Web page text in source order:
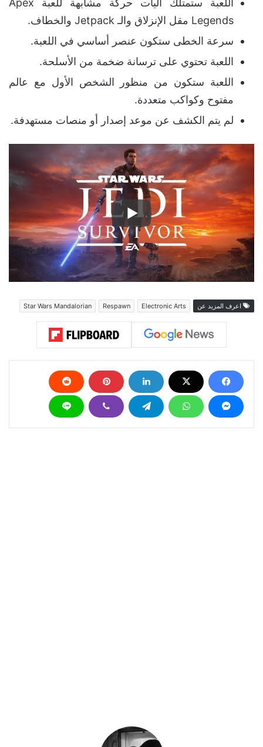
اللعبة ستمتلك آليات حركة مشابهة للعبة Apex
Legends مقل الإنزلاق والـ Jetpack والخطاف.
سرعة الخطى ستكون عنصر أساسي في اللعبة.
اللعبة تحتوي على ترسانة ضخمة من الأسلحة.
اللعبة ستكون من منظور الشخص الأول مع عالم
مفتوح وكواكب متعددة.
لم يتم الكشف عن موعد إصدار أو منصات مستهدفة.
اعرف المزيد عن Electronic Arts
Respawn
Star Wars Mandalorian